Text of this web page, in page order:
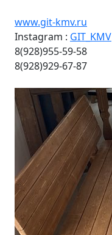
www.git-kmv.ru
Instagram : GIT_KMV
8(928)955-59-58
8(928)929-67-87